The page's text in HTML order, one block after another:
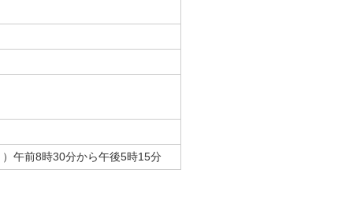
午前8時30分から午後5時15分